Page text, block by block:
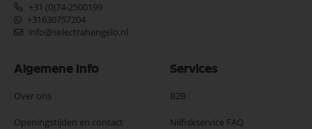
+31 (0)74-2500199
+31630757204
info@selectrahengelo.nl
Algemene Info
Over ons
Openingstijden en contact
Services
B2B
Nilfiskservice FAQ